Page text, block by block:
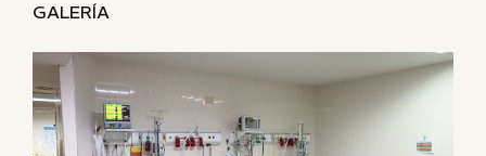
GALERÍA